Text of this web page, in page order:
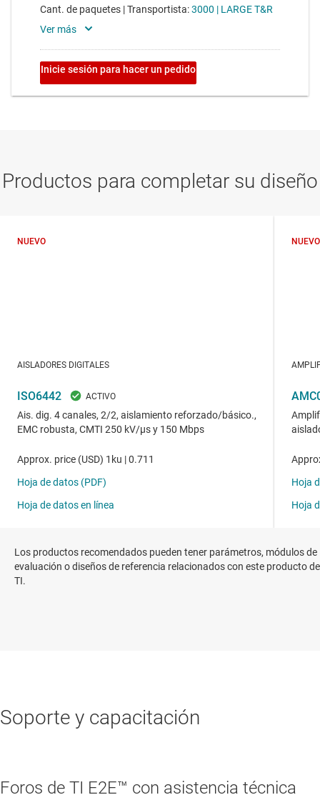
Los productos recomendados pueden tener parámetros, módulos de
evaluación o diseños de referencia relacionados con este producto de
TI.
Soporte y capacitación
Foros de TI E2E™ con asistencia técnica